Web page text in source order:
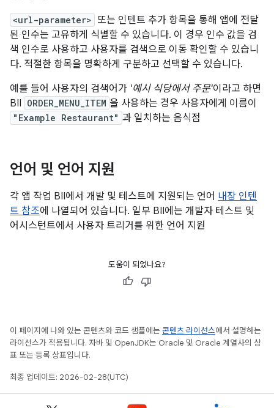
<url-parameter> 또는 인텐트 추가 항목을 통해 앱에 전달
된 인수는 고유하게 식별할 수 있습니다. 이 경우 인수 값을 검
색 인수로 사용하고 사용자를 검색으로 이동 확인할 수 있습니
다. 적절한 항목을 명확하게 구분하고 선택할 수 있습니다.
예를 들어 사용자의 검색어가 '예시 식당에서 주문'이라고 하면
BII ORDER_MENU_ITEM 을 사용하는 경우 사용자에게 이름이
"Example Restaurant" 과 일치하는 음식점
언어 및 언어 지원
각 앱 작업 BII에서 개발 및 테스트에 지원되는 언어 내장 인텐
트 참조에 나열되어 있습니다. 일부 BII에는 개발자 테스트 및
어시스턴트에서 사용자 트리거를 위한 언어 지원
도움이 되었나요?
이 페이지에 나와 있는 콘텐츠와 코드 샘플에는 콘텐츠 라이선스에서 설명하는
라이선스가 적용됩니다. 자바 및 OpenJDK는 Oracle 및 Oracle 계열사의 상
표 또는 등록 상표입니다.
최종 업데이트: 2026-02-28(UTC)